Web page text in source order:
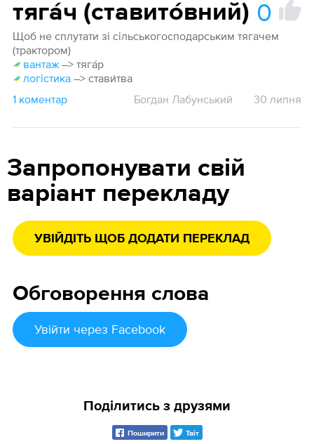
тяга́ч (ставито́вний) 0
Щоб не сплутати зі сільськогосподарським тягачем
(трактором)
вантаж–> тяга́р
логістика–> стави́тва
1 коментар
Богдан Лабунський 30 липня
Запропонувати свій
варіант перекладу
УВІЙДІТЬ ЩОБ ДОДАТИ ПЕРЕКЛАД
Обговорення слова
Увійти через Facebook
Поділитись з друзями
Поширити Твіт